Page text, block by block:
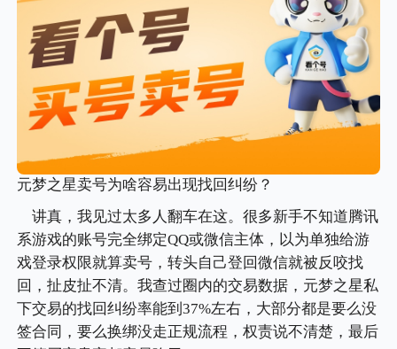
元梦之星卖号为啥容易出现找回纠纷？
讲真，我见过太多人翻车在这。很多新手不知道腾讯
系游戏的账号完全绑定QQ或微信主体，以为单独给游
戏登录权限就算卖号，转头自己登回微信就被反咬找
回，扯皮扯不清。我查过圈内的交易数据，元梦之星私
下交易的找回纠纷率能到37%左右，大部分都是要么没
签合同，要么换绑没走正规流程，权责说不清楚，最后